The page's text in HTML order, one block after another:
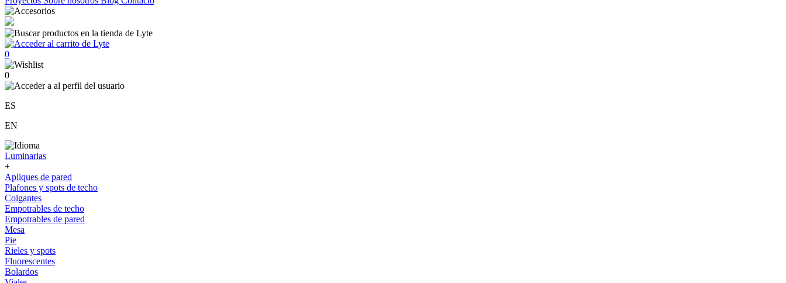
0
0
ES
EN
Luminarias
+
Apliques de pared
Plafones y spots de techo
Colgantes
Empotrables de techo
Empotrables de pared
Mesa
Pie
Rieles y spots
Fluorescentes
Bolardos